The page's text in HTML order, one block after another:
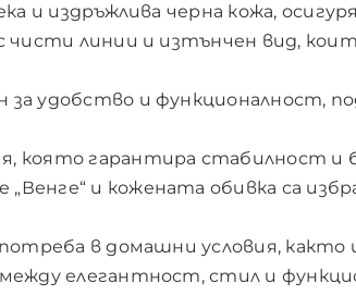
и издръжлива черна кожа,
чисти линии и изтънчен вид,
удобство и функционалност,
която гарантира стабилност и
и кожената обивка са
в домашни условия,
елегантност, стил и